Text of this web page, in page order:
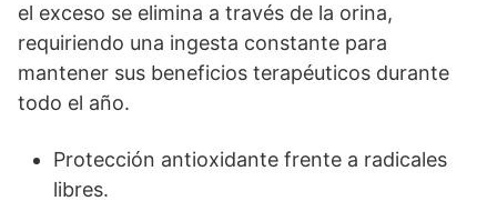
el exceso se elimina a través de la orina,
requiriendo una ingesta constante para
mantener sus beneficios terapéuticos durante
todo el año.
Protección antioxidante frente a radicales
libres.